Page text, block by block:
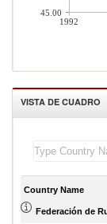
1992
45.00
VISTA DE CUADRO
Country Name
Federación de